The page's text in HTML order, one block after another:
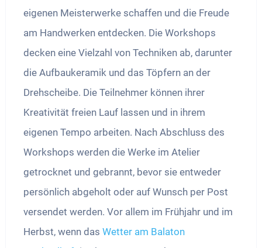
eigenen Meisterwerke schaffen und die Freude
am Handwerken entdecken. Die Workshops
decken eine Vielzahl von Techniken ab, darunter
die Aufbaukeramik und das Töpfern an der
Drehscheibe. Die Teilnehmer können ihrer
Kreativität freien Lauf lassen und in ihrem
eigenen Tempo arbeiten. Nach Abschluss des
Workshops werden die Werke im Atelier
getrocknet und gebrannt, bevor sie entweder
persönlich abgeholt oder auf Wunsch per Post
versendet werden. Vor allem im Frühjahr und im
Herbst, wenn das Wetter am Balaton